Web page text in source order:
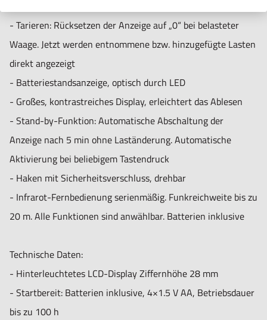
F: 26 mm
G: 18 mm
- Tarieren: Rücksetzen der Anzeige auf „0“ bei belasteter
Waage. Jetzt werden entnommene bzw. hinzugefügte Lasten
direkt angezeigt
- Batteriestandsanzeige, optisch durch LED
- Großes, kontrastreiches Display, erleichtert das Ablesen
- Stand-by-Funktion: Automatische Abschaltung der
Anzeige nach 5 min ohne Laständerung. Automatische
Aktivierung bei beliebigem Tastendruck
- Haken mit Sicherheitsverschluss, drehbar
- Infrarot-Fernbedienung serienmäßig. Funkreichweite bis zu
20 m. Alle Funktionen sind anwählbar. Batterien inklusive
Technische Daten:
- Hinterleuchtetes LCD-Display Ziffernhöhe 28 mm
- Startbereit: Batterien inklusive, 4×1.5 V AA, Betriebsdauer
bis zu 100 h